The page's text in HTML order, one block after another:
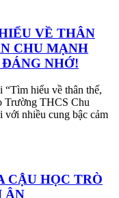
VỀ THÂN
CHU MẠNH
NHỚ!
“Tìm hiểu về thân thế,
Trường THCS Chu
với nhiều cung bậc cảm
CẬU HỌC TRÒ
ÂN